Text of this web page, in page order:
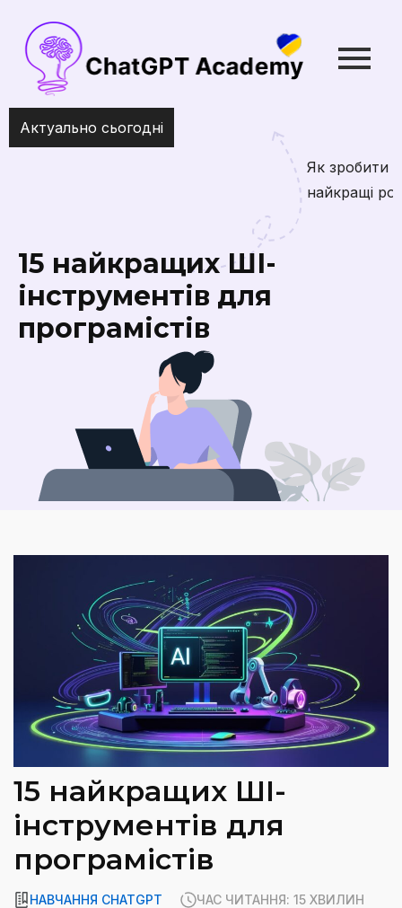
Актуально сьогодні
Як зробити ChatGPT ще розумнішим у Chrome:
15 найкращих ШІ-
інструментів для
програмістів
15 найкращих ШІ-
інструментів для
програмістів
НАВЧАННЯ CHATGPT ЧАС ЧИТАННЯ: 15 ХВИЛИН